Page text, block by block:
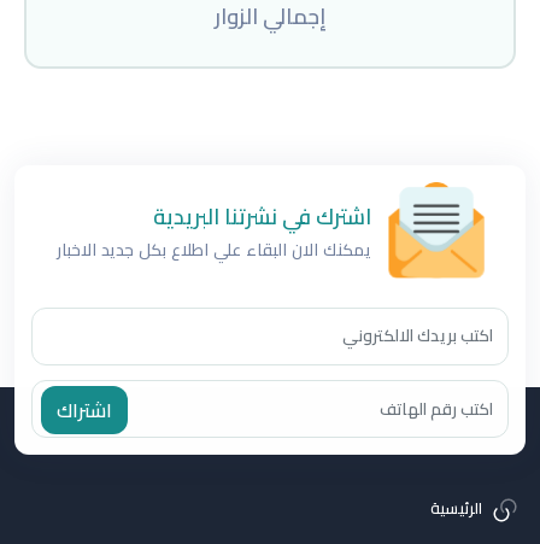
إجمالي الزوار
اشترك في نشرتنا البريدية
يمكنك الان البقاء علي اطلاع بكل جديد الاخبار
اشتراك
الرئيسية